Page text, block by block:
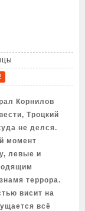
Корнилов
Троцкий
не делся.
момент
левые и
террора.
висит на
всё